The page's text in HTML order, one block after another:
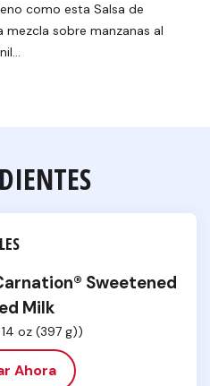
como esta Salsa de
mezcla sobre manzanas al
Sweetened
Milk
14 oz (397 g))
Ahora